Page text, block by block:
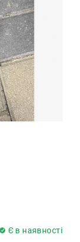
Є в наявності